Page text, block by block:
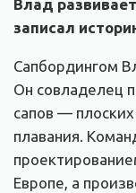
Влад
записал
Сапбордингом
Он совладелец
сапов —
плавания.
Европе, а